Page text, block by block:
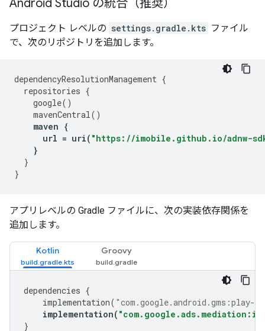
Android Studio の統合（推奨）
プロジェクト レベルの settings.gradle.kts ファイル
で、次のリポジトリを追加します。
dependencyResolutionManagement {
repositories {
google()
mavenCentral()
maven {
url = uri( "https://imobile.github.io/adnw-
}
}
}
アプリレベルの Gradle ファイルに、次の実装依存関係を
追加します。
Kotlin Groovy
dependencies {
implementation( "com.google.android.gms:play-
implementation(
}